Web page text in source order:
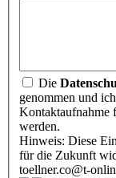
Die
genommen und
Kontaktaufnahme
werden.
Hinweis: Diese
für die Zukunft
toellner.co@t-